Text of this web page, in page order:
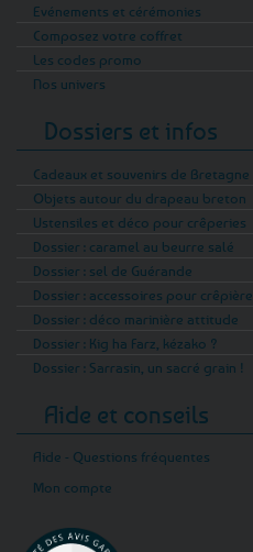
Evénements et cérémonies
Composez votre coffret
Les codes promo
Nos univers
Dossiers et infos
Cadeaux et souvenirs de Bretagne
Objets autour du drapeau breton
Ustensiles et déco pour crêperies
Dossier : caramel au beurre salé
Dossier : sel de Guérande
Dossier : accessoires pour crêpière
Dossier : déco marinière attitude
Dossier : Kig ha Farz, kézako ?
Dossier : Sarrasin, un sacré grain !
Aide et conseils
Aide - Questions fréquentes
Mon compte